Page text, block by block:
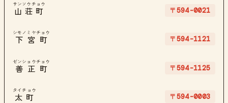
山荘町
サンソウチョウ
〒594-0021
下宮町
シモノミヤチョウ
〒594-1121
善正町
ゼンショウチョウ
〒594-1125
太町
タイチョウ
〒594-0003